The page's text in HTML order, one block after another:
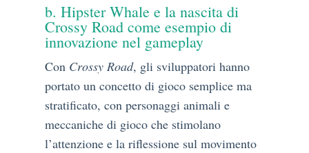
b. Hipster Whale e la nascita di
Crossy Road come esempio di
innovazione nel gameplay
Con Crossy Road, gli sviluppatori hanno
portato un concetto di gioco semplice ma
stratificato, con personaggi animali e
meccaniche di gioco che stimolano
l’attenzione e la riflessione sul movimento